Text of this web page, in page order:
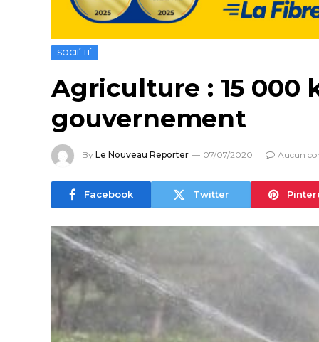
SOCIÉTÉ
Agriculture : 15 000
gouvernement
By Le Nouveau Reporter 07/07/2020 Aucun
Facebook Twitter